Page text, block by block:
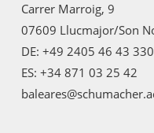
Carrer Marroig, 9
07609 Llucmajor/Son
DE: +49 2405 46 43 330
ES: +34 871 03 25 42